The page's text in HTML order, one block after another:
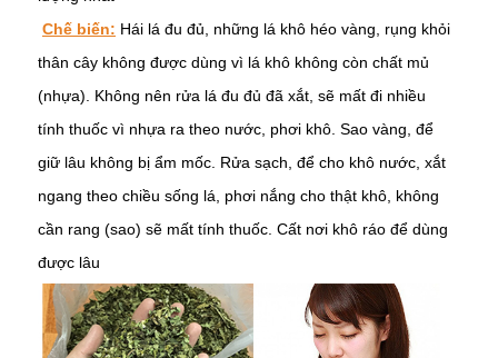
Chế biến: Hái lá đu đủ, những lá khô héo vàng, rụng khỏi
thân cây không được dùng vì lá khô không còn chất mủ
(nhựa). Không nên rửa lá đu đủ đã xắt, sẽ mất đi nhiều
tính thuốc vì nhựa ra theo nước, phơi khô. Sao vàng, để
giữ lâu không bị ẩm mốc. Rửa sạch, để cho khô nước, xắt
ngang theo chiều sống lá, phơi nắng cho thật khô, không
cần rang (sao) sẽ mất tính thuốc. Cất nơi khô ráo để dùng
được lâu